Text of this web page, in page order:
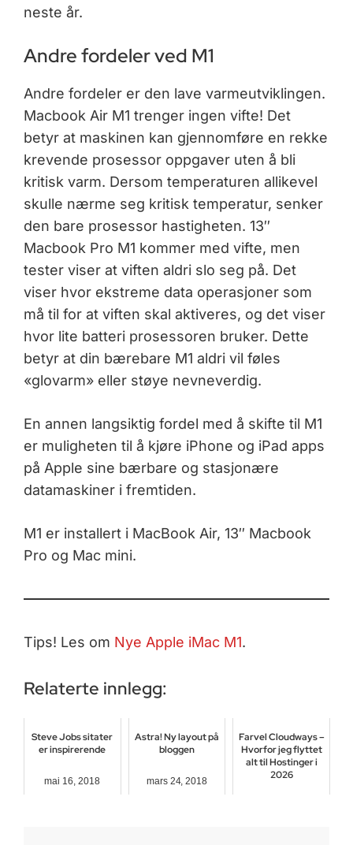
neste år.
Andre fordeler ved M1
Andre fordeler er den lave varmeutviklingen.
Macbook Air M1 trenger ingen vifte! Det
betyr at maskinen kan gjennomføre en rekke
krevende prosessor oppgaver uten å bli
kritisk varm. Dersom temperaturen allikevel
skulle nærme seg kritisk temperatur, senker
den bare prosessor hastigheten. 13″
Macbook Pro M1 kommer med vifte, men
tester viser at viften aldri slo seg på. Det
viser hvor ekstreme data operasjoner som
må til for at viften skal aktiveres, og det viser
hvor lite batteri prosessoren bruker. Dette
betyr at din bærebare M1 aldri vil føles
«glovarm» eller støye nevneverdig.
En annen langsiktig fordel med å skifte til M1
er muligheten til å kjøre iPhone og iPad apps
på Apple sine bærbare og stasjonære
datamaskiner i fremtiden.
M1 er installert i MacBook Air, 13″ Macbook
Pro og Mac mini.
Tips! Les om Nye Apple iMac M1.
Relaterte innlegg:
Steve Jobs sitater
er inspirerende
mai 16, 2018
Astra! Ny layout på
bloggen
mars 24, 2018
Farvel Cloudways –
Hvorfor jeg flyttet
alt til Hostinger i
2026